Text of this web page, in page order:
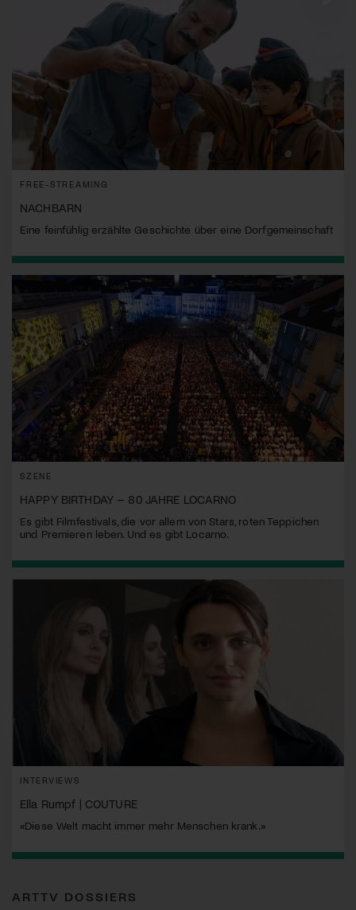
FREE-STREAMING
NACHBARN
Eine feinfühlig erzählte Geschichte über eine Dorfgemeinschaft
SZENE
HAPPY BIRTHDAY – 80 JAHRE LOCARNO
Es gibt Filmfestivals, die vor allem von Stars, roten Teppichen
und Premieren leben. Und es gibt Locarno.
INTERVIEWS
Ella Rumpf | COUTURE
«Diese Welt macht immer mehr Menschen krank.»
ARTTV DOSSIERS